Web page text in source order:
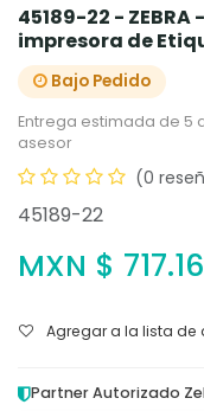
45189-22 -
impresora de
Bajo Pedido
Entrega estimada de 5
asesor
(0
45189-22
MXN $ 717.16
Agregar a la lista de
Partner Autorizado